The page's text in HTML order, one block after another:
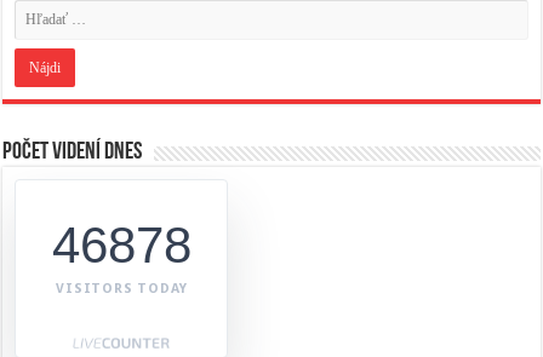
Počet videní dnes
46878
VISITORS TODAY